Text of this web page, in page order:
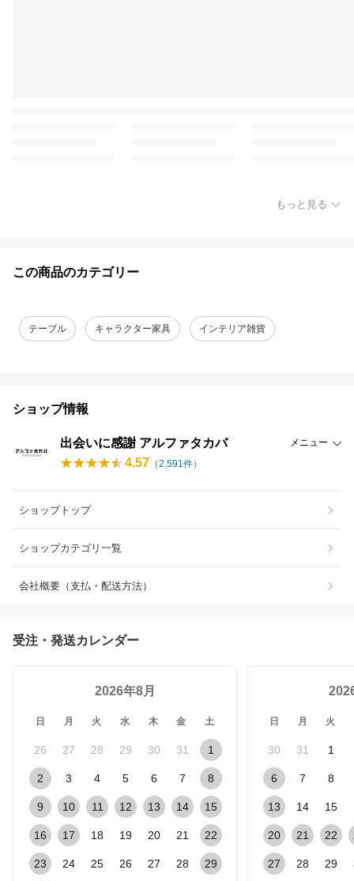
もっと見る
この商品のカテゴリー
テーブル キャラクター家具 インテリア雑貨
ショップ情報
出会いに感謝 アルファタカバ メニュー
4.57 （2,591件）
ショップトップ
ショップカテゴリ一覧
会社概要（支払・配送方法）
受注・発送カレンダー
2026年8月
日 月 火 水 木 金 土
26 27 28 29 30 31 1
2 3 4 5 6 7 8
9 10 11 12 13 14 15
16 17 18 19 20 21 22
23 24 25 26 27 28 29
日 月 火
30 31 1
6 7 8
13 14 15
20 21 22
27 28 29